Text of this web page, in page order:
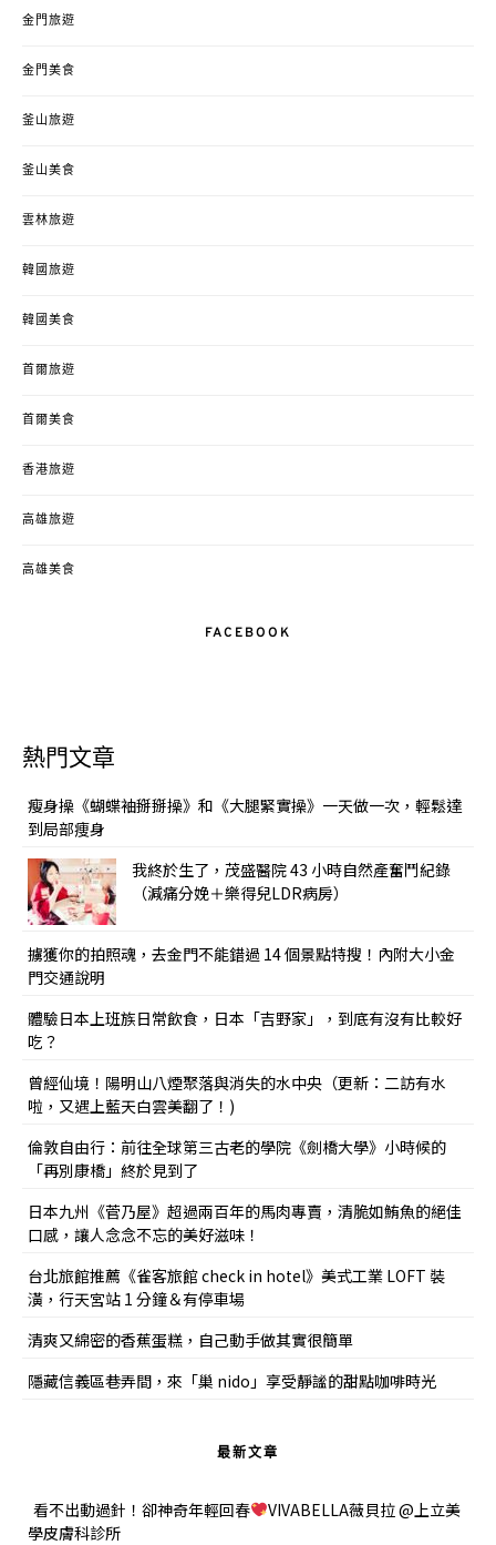
金門旅遊
金門美食
釜山旅遊
釜山美食
雲林旅遊
韓國旅遊
韓國美食
首爾旅遊
首爾美食
香港旅遊
高雄旅遊
高雄美食
FACEBOOK
熱門文章
瘦身操《蝴蝶袖掰掰操》和《大腿緊實操》一天做一次，輕鬆達
到局部痩身
我終於生了，茂盛醫院 43 小時自然產奮鬥紀錄
（減痛分娩＋樂得兒LDR病房）
擄獲你的拍照魂，去金門不能錯過 14 個景點特搜！內附大小金
門交通說明
體驗日本上班族日常飲食，日本「吉野家」，到底有沒有比較好
吃？
曾經仙境！陽明山八煙聚落與消失的水中央（更新：二訪有水
啦，又遇上藍天白雲美翻了！)
倫敦自由行：前往全球第三古老的學院《劍橋大學》小時候的
「再別康橋」終於見到了
日本九州《菅乃屋》超過兩百年的馬肉專賣，清脆如鮪魚的絕佳
口感，讓人念念不忘的美好滋味！
台北旅館推薦《雀客旅館 check in hotel》美式工業 LOFT 裝
潢，行天宮站 1 分鐘＆有停車場
清爽又綿密的香蕉蛋糕，自己動手做其實很簡單
隱藏信義區巷弄間，來「巢 nido」享受靜謐的甜點咖啡時光
最新文章
看不出動過針！卻神奇年輕回春
VIVABELLA薇貝拉 @上立美
學皮膚科診所